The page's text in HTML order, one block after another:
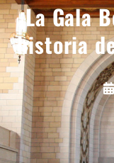
¡La Gala
historia